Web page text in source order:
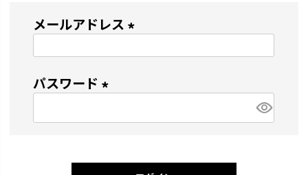
メールアドレス
パスワード
必
)